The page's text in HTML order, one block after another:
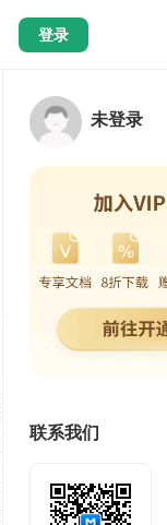
登录
未登录
联系我们